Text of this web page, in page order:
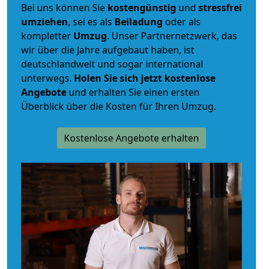
Bei uns können Sie kostengünstig und stressfrei
umziehen, sei es als Beiladung oder als
kompletter Umzug. Unser Partnernetzwerk, das
wir über die Jahre aufgebaut haben, ist
deutschlandweit und sogar international
unterwegs. Holen Sie sich jetzt kostenlose
Angebote und erhalten Sie einen ersten
Überblick über die Kosten für Ihren Umzug.
Kostenlose Angebote erhalten